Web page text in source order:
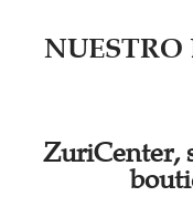
NUESTRO
ZuriCenter,